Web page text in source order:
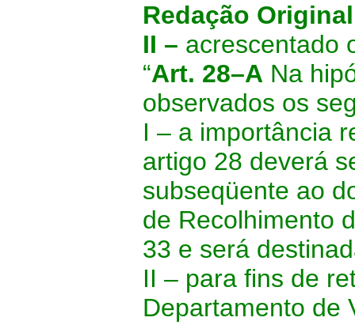
Redação Original
II – acrescentado
“Art. 28–A Na
observados os
I – a importância
artigo 28 deverá
subseqüente ao
de Recolhimento
33 e será
II – para fins de
Departamento de